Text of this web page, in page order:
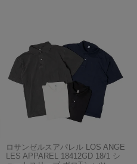
ロサンゼルスアパレル LOS ANGE
LES APPAREL 18412GD 18/1 シ